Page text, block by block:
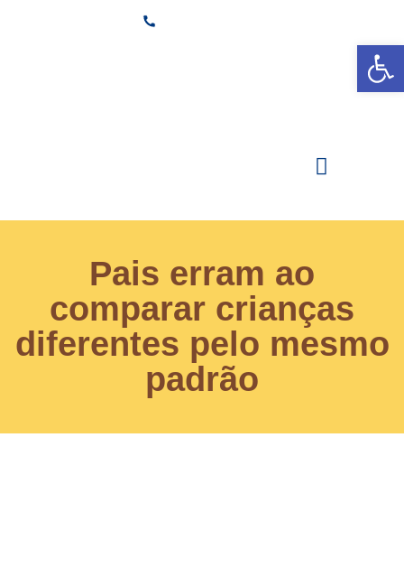
Área Restrita
Pais erram ao
comparar crianças
diferentes pelo mesmo
padrão